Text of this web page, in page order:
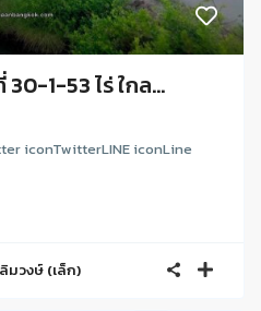
30-1-53 ไร่ ใกล...
iconTwitterLINE iconLine
มวงษ์ (เล็ก)